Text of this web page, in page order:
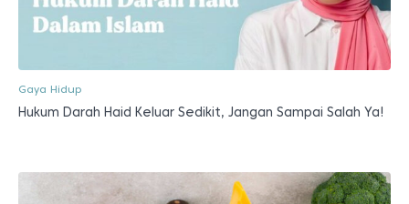
Gaya Hidup
Hukum Darah Haid Keluar Sedikit, Jangan Sampai Salah Ya!